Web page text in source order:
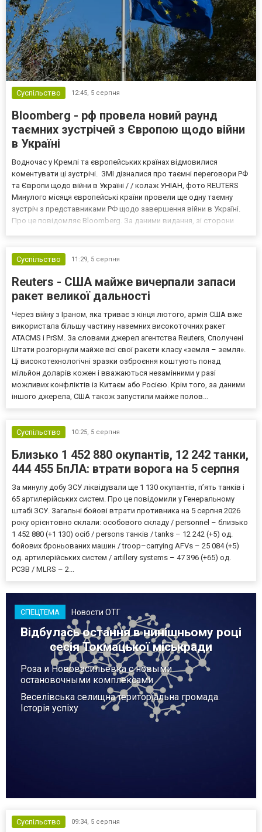
Суспільство 12:45, 5 серпня
Bloomberg - рф провела новий раунд
таємних зустрічей з Європою щодо війни
в Україні
Водночас у Кремлі та європейських країнах відмовилися
коментувати ці зустрічі. ЗМІ дізналися про таємні переговори РФ
та Європи щодо війни в Україні / / колаж УНІАН, фото REUTERS
Минулого місяця європейські країни провели ще одну таємну
зустріч з представниками РФ щодо завершення війни в Україні.
Про це повідомляє Bloomberg. За даними видання, зі сторони
Суспільство
11:29, 5 серпня
Reuters - США майже вичерпали запаси
ракет великої дальності
Через війну з Іраном, яка триває з кінця лютого, армія США вже
використала більшу частину наземних високоточних ракет
ATACMS і PrSM. За словами джерел агентства Reuters, Сполучені
Штати розгорнули майже всі свої ракети класу «земля – земля».
Ці високотехнологічні зразки озброєння коштують понад
мільйон доларів кожен і вважаються незамінними у разі
можливих конфліктів із Китаєм або Росією. Крім того, за даними
іншого джерела, США також запустили майже полов...
Суспільство 10:25, 5 серпня
Близько 1 452 880 окупантів, 12 242 танки,
444 455 БпЛА: втрати ворога на 5 серпня
За минулу добу ЗСУ ліквідували ще 1 130 окупантів, пʼять танків і
65 артилерійських систем. Про це повідомили у Генеральному
штабі ЗСУ. Загальні бойові втрати противника на 5 серпня 2026
року орієнтовно склали: особового складу / personnel – близько
1 452 880 (+1 130) осіб / persons танків / tanks – 12 242 (+5) од.
бойових броньованих машин / troop–carrying AFVs – 25 084 (+5)
од. артилерійських систем / artillery systems – 47 396 (+65) од.
РСЗВ / MLRS – 2...
СПЕЦТЕМА Новости ОТГ
Відбулась остання в нинішньому році
сесія Токмацької міськради
Роза и Нововасильевка с новыми
остановочными комплексами
Веселівська селищна територіальна громада.
Історія успіху
Суспільство 09:34, 5 серпня